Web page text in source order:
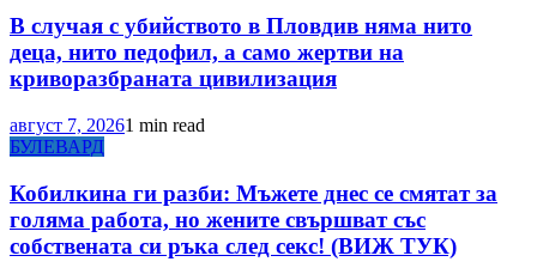
В случая с убийството в Пловдив няма нито
деца, нито педофил, а само жертви на
криворазбраната цивилизация
август 7, 20261 min read
БУЛЕВАРД
Кобилкина ги разби: Мъжете днес се смятат за
голяма работа, но жените свършват със
собствената си ръка след секс! (ВИЖ ТУК)